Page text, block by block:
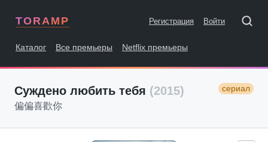
TORAMP Регистрация Войти
Каталог Все премьеры Netflix премьеры
Суждено любить тебя (2015) сериал
偏偏喜歡你